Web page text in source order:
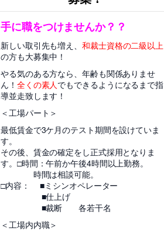
手に職をつけませんか？？
新しい取引先も増え、 和裁士資格の二級以上
の方も大募集中！
やる気のある方なら、年齢も関係ありませ
ん！ 全くの素人でもできるようになるまで指
導並走致します！
＜工場パート＞
最低賃金で3ケ月のテスト期間を設けていま
す。
その後、賃金の確定をし正式採用となりま
す。□時間：午前か午後4時間以上勤務。
時間は相談可能。
□内容： ■ミシンオペレーター
■仕上げ
■裁断 各若干名
＜工場内内職＞